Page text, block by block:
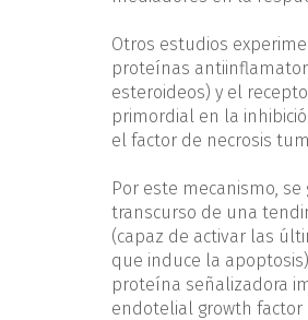
Otros estudios
proteínas
esteroideos) y el
primordial en la
el factor de necrosis
Por este mecanismo,
transcurso de una
(capaz de activar las
que induce la
proteína señalizadora
endotelial growth factor